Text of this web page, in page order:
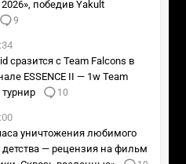
победив Yakult
9
сразится с Team Falcons в
ESSENCE II — 1w Team
10
уничтожения любимого
детства — рецензия на фильм